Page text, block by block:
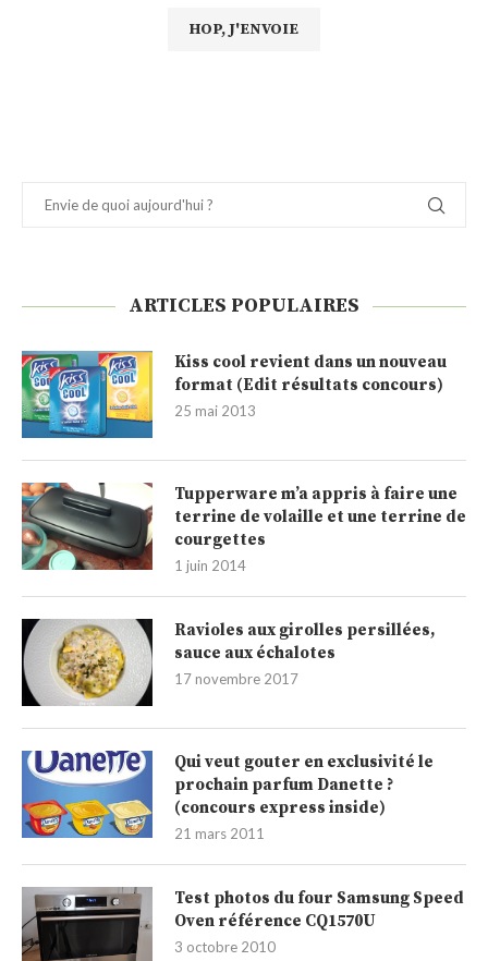
ARTICLES POPULAIRES
Kiss cool revient dans un nouveau
format (Edit résultats concours)
25 mai 2013
Tupperware m’a appris à faire une
terrine de volaille et une terrine de
courgettes
1 juin 2014
Ravioles aux girolles persillées,
sauce aux échalotes
17 novembre 2017
Qui veut gouter en exclusivité le
prochain parfum Danette ?
(concours express inside)
21 mars 2011
Test photos du four Samsung Speed
Oven référence CQ1570U
3 octobre 2010